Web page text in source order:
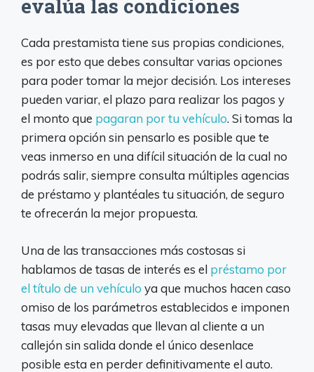
evalúa las condiciones
Cada prestamista tiene sus propias condiciones,
es por esto que debes consultar varias opciones
para poder tomar la mejor decisión. Los intereses
pueden variar, el plazo para realizar los pagos y
el monto que pagaran por tu vehículo. Si tomas la
primera opción sin pensarlo es posible que te
veas inmerso en una difícil situación de la cual no
podrás salir, siempre consulta múltiples agencias
de préstamo y plantéales tu situación, de seguro
te ofrecerán la mejor propuesta.
Una de las transacciones más costosas si
hablamos de tasas de interés es el préstamo por
el título de un vehículo ya que muchos hacen caso
omiso de los parámetros establecidos e imponen
tasas muy elevadas que llevan al cliente a un
callejón sin salida donde el único desenlace
posible esta en perder definitivamente el auto.